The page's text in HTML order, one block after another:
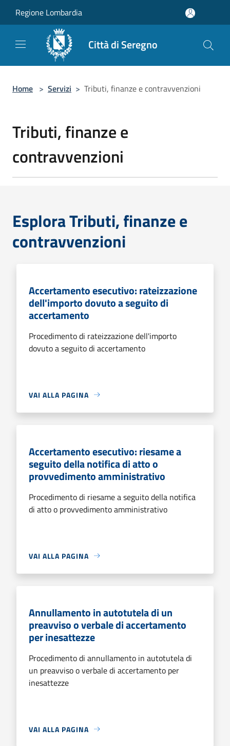
Regione Lombardia
Città di Seregno
Home > Servizi > Tributi, finanze e contravvenzioni
Tributi, finanze e
contravvenzioni
Esplora Tributi, finanze e
contravvenzioni
Accertamento esecutivo: rateizzazione
dell'importo dovuto a seguito di
accertamento
Procedimento di rateizzazione dell'importo
dovuto a seguito di accertamento
VAI ALLA PAGINA
Accertamento esecutivo: riesame a
seguito della notifica di atto o
provvedimento amministrativo
Procedimento di riesame a seguito della notifica
di atto o provvedimento amministrativo
VAI ALLA PAGINA
Annullamento in autotutela di un
preavviso o verbale di accertamento
per inesattezze
Procedimento di annullamento in autotutela di
un preavviso o verbale di accertamento per
inesattezze
VAI ALLA PAGINA